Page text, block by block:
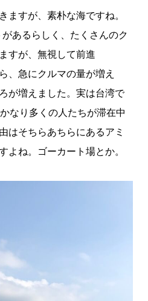
ますが、素朴な海ですね。
あるらしく、たくさんのク
すが、無視して前進
、急にクルマの量が増え
が増えました。実は台湾で
なり多くの人たちが滞在中
はそちらあちらにあるアミ
よね。ゴーカート場とか。